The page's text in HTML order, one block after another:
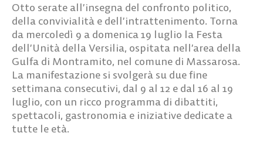
Otto serate all’insegna del confronto politico,
della convivialità e dell’intrattenimento. Torna
da mercoledì 9 a domenica 19 luglio la Festa
dell’Unità della Versilia, ospitata nell’area della
Gulfa di Montramito, nel comune di Massarosa.
La manifestazione si svolgerà su due fine
settimana consecutivi, dal 9 al 12 e dal 16 al 19
luglio, con un ricco programma di dibattiti,
spettacoli, gastronomia e iniziative dedicate a
tutte le età.